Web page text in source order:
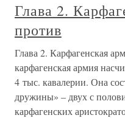
Глава 2.
против
Глава 2. Карфагенская
карфагенская армия
4 тыс. кавалерии. Она
дружины» – двух с
карфагенских